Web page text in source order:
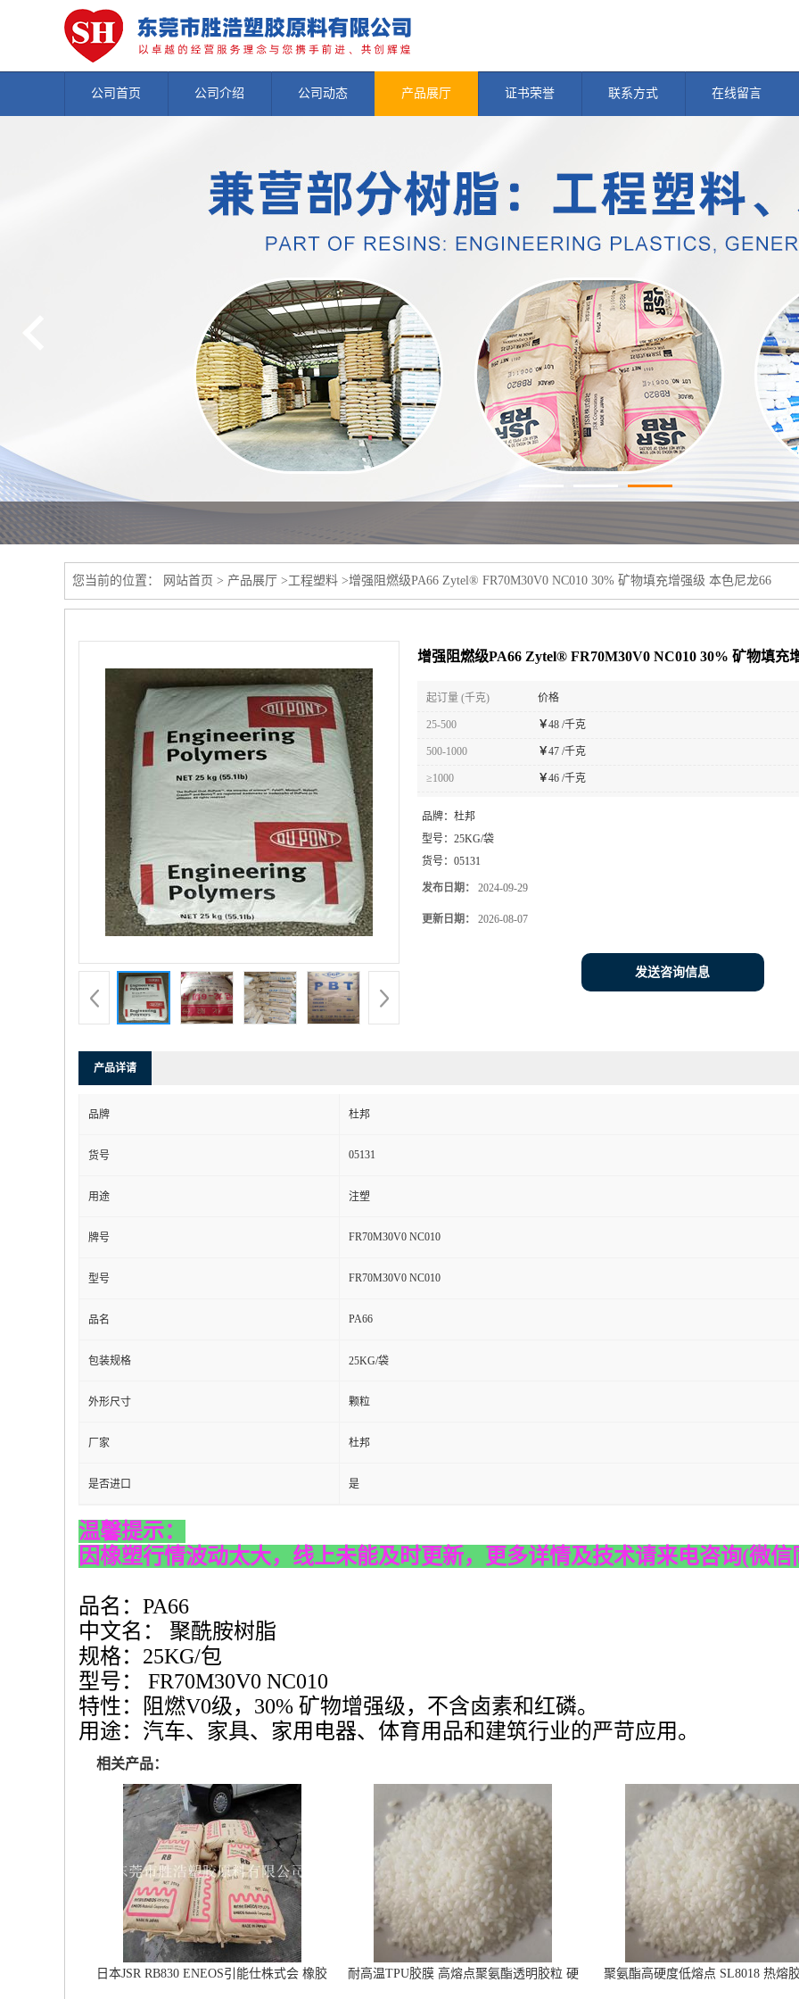
公司首页 公司介绍 公司动态 产品展厅 证书荣誉 联系方式 在线留言
您当前的位置： 网站首页 > 产品展厅 >工程塑料 >增强阻燃级PA66 Zytel® FR70M30V0 NC010 30% 矿物填充增强级 本色尼龙66
增强阻燃级PA66 Zytel® FR70M30V0 NC010 30% 矿物填充
起订量 (千克) 价格
25-500 ￥48 /千克
500-1000 ￥47 /千克
≥1000 ￥46 /千克
品牌： 杜邦
型号： 25KG/袋
货号： 05131
发布日期： 2024-09-29
更新日期： 2026-08-07
发送咨询信息
产品详请
品牌 杜邦
货号 05131
用途 注塑
牌号 FR70M30V0 NC010
型号 FR70M30V0 NC010
品名 PA66
包装规格 25KG/袋
外形尺寸 颗粒
厂家 杜邦
是否进口 是
温馨提示：
因橡塑行情波动太大，线上未能及时更新，更多详情及技术请来电咨询(微信
品名：PA66
中文名：
聚酰胺树脂
规格：25KG/包
型号： FR70M30V0 NC010
特性：阻燃V0级， 30% 矿物增强级， 不含卤素和红磷。
用途： 汽车、家具、家用电器、体育用品和建筑行业的严苛应用。
相关产品：
日本JSR RB830 ENEOS引能仕株式会 橡胶
耐高温TPU胶膜 高熔点聚氨酯透明胶粒 硬
聚氨酯高硬度低熔点 SL8018 热熔